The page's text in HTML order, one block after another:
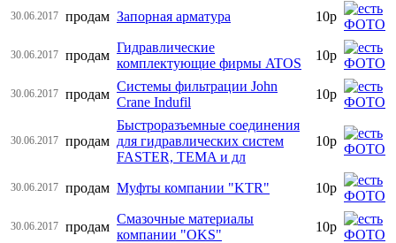
30.06.2017 продам Запорная арматура 10р
30.06.2017 продам
Гидравлические
комплектующие фирмы ATOS
10р
30.06.2017 продам
Системы фильтрации John
Crane Indufil
10р
30.06.2017 продам
Быстроразъемные соединения
для гидравлических систем
FASTER, TEMA и дл
10р
30.06.2017 продам Муфты компании "KTR" 10р
30.06.2017 продам
Смазочные материалы
компании "OKS"
10р